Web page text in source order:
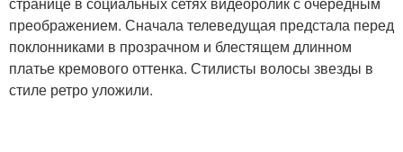
преображением. Сначала телеведущая предстала перед
поклонниками в прозрачном и блестящем длинном
платье кремового оттенка. Стилисты волосы звезды в
стиле ретро уложили.